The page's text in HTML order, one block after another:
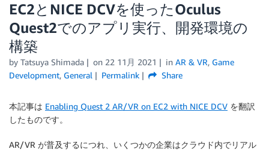
カテゴリ
エディション
EC2とNICE DCVを使ったOculus
Quest2でのアプリ実行、開発環境の
構築
by Tatsuya Shimada on 22 11月 2021 in AR & VR, Game
Development, General Permalink Share
本記事は Enabling Quest 2 AR/VR on EC2 with NICE DCV を翻訳
したものです。
AR/VR が普及するにつれ、いくつかの企業はクラウド内でリアル